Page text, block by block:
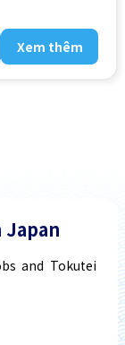
Xem thêm
and Tokutei